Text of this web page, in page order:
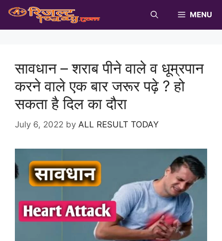
Skip
content
MENU
सावधान – शराब पीने वाले व धूम्रपान
करने वाले एक बार जरूर पढ़े ? हो
सकता है दिल का दौरा
July 6, 2022 by ALL RESULT TODAY